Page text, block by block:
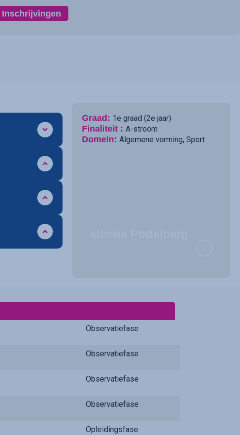
Inschrijvingen
Graad: 1e graad (2e jaar)
Finaliteit : A-stroom
Domein: Algemene vorming, Sport
Observatiefase
Observatiefase
Observatiefase
Observatiefase
Opleidingsfase